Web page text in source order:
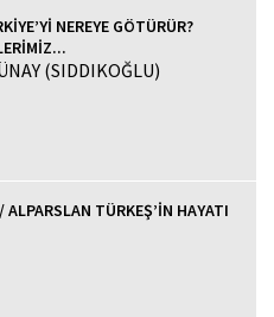
NEREYE GÖTÜRÜR?
(SIDDIKOĞLU)
ALPARSLAN TÜRKEŞ’İN HAYATI